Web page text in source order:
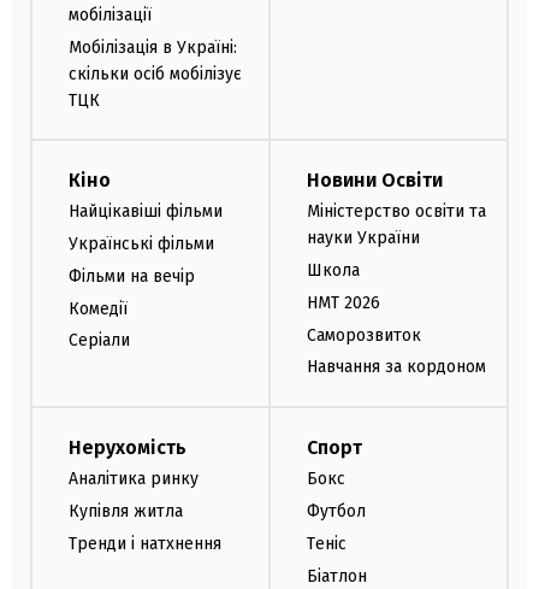
мобілізації
Мобілізація в Україні:
скільки осіб мобілізує
ТЦК
Кіно
Найцікавіші фільми
Українські фільми
Фільми на вечір
Комедії
Серіали
Новини Освіти
Міністерство освіти та
науки України
Школа
НМТ 2026
Саморозвиток
Навчання за кордоном
Нерухомість
Аналітика ринку
Купівля житла
Тренди і натхнення
Спорт
Бокс
Футбол
Теніс
Біатлон